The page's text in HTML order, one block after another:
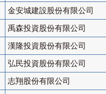
金安城建設股份有限公司
禹森投資股份有限公司
漢隆投資股份有限公司
弘民投資股份有限公司
志翔股份有限公司